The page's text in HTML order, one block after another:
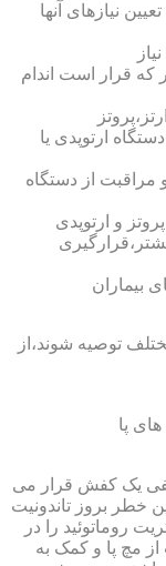
نیازهای آنها
که قرار است اندام
ارتوپدی یا
مراقبت از دستگاه
و ارتوپدی
بیماران
توصیه شوند،از
پا
یک کفش قرار می
خطر بروز تاندونیت
روماتوئید را در
مچ پا و کمک به